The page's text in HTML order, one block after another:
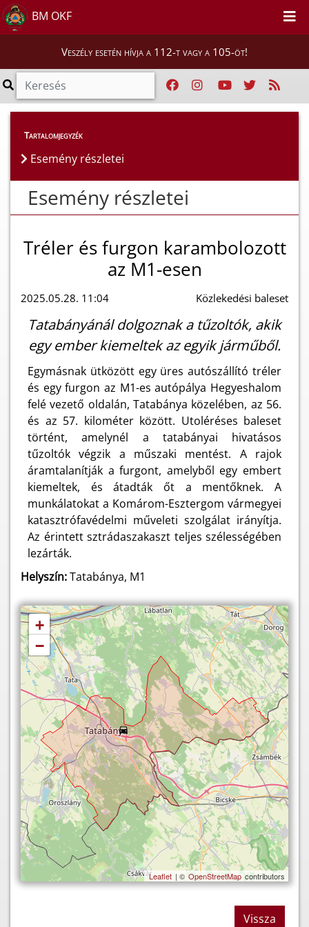
BM OKF
Veszély esetén hívja a 112-t vagy a 105-öt!
Esemény részletei
Tartalomjegyzék
Esemény részletei
Esemény részletei
Tréler és furgon karambolozott
az M1-esen
2025.05.28. 11:04 Közlekedési baleset
Tatabányánál dolgoznak a tűzoltók, akik
egy ember kiemeltek az egyik járműből.
Egymásnak ütközött egy üres autószállító tréler
és egy furgon az M1-es autópálya Hegyeshalom
felé vezető oldalán, Tatabánya közelében, az 56.
és az 57. kilométer között. Utoléréses baleset
történt, amelynél a tatabányai hivatásos
tűzoltók végzik a műszaki mentést. A rajok
áramtalanítják a furgont, amelyből egy embert
kiemeltek, és átadták őt a mentőknek. A
munkálatokat a Komárom-Esztergom vármegyei
katasztrófavédelmi műveleti szolgálat irányítja.
Az érintett sztrádaszakaszt teljes szélességében
lezárták.
Helyszín:Tatabánya, M1
+
−
Leaflet | © OpenStreetMap contributors
Vissza